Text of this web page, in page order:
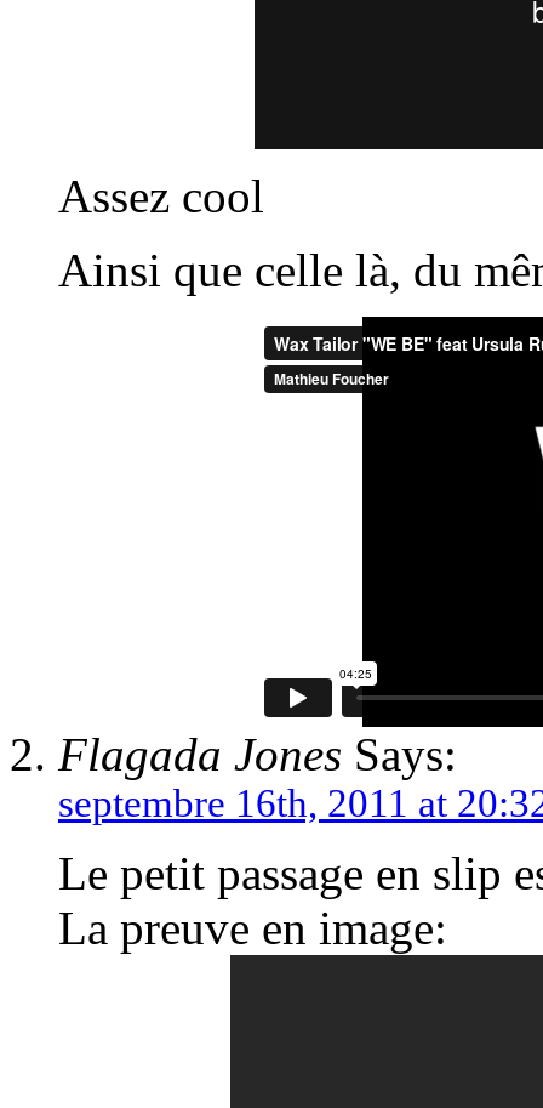
Assez cool
Ainsi que celle là, du
Flagada Jones Says:
septembre 16th, 2011 at
Le petit passage en slip
La preuve en image: